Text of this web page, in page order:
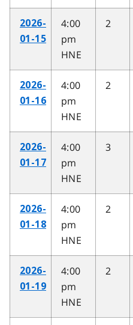
2026-
01-15
4:00
pm
HNE
2
2026-
01-16
4:00
pm
HNE
2
2026-
01-17
4:00
pm
HNE
3
2026-
01-18
4:00
pm
HNE
2
2026-
01-19
4:00
pm
HNE
2